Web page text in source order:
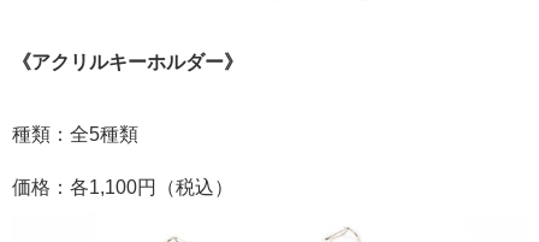
《アクリルキーホルダー》
種類：全5種類
価格：各1,100円（税込）